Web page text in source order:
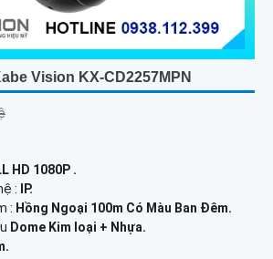
Vision KX-CD2257MPN
HD 1080P .
:
IP.
: Hồng Ngoại 100m Có Màu Ban Ðêm.
Dome Kim loại + Nhựa.